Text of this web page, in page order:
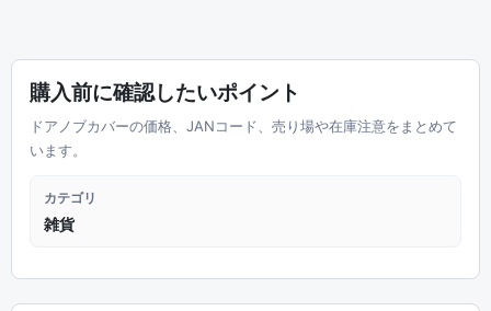
購入前に確認したいポイント
ドアノブカバーの価格、JANコード、売り場や在庫注意をまとめて
います。
カテゴリ
雑貨